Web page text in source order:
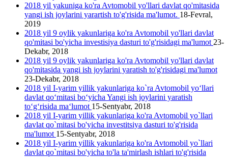
2018 yil yakuniga ko'ra Avtomobil yo'llari davlat qo'mitasida
yangi ish joylarini yarartish to'g'risida ma'lumot. 18-Fevral,
2019
2018 yil 9 oylik yakunlariga ko'ra Avtomobil yo'llari davlat
qo'mitasi bo'yicha investisiya dasturi to'g'risidagi ma'lumot 23-
Dekabr, 2018
2018 yil 9 oylik yakunlariga ko'ra Avtomobil yo'llari davlat
qo'mitasida yangi ish joylarini yаratish to'g'risidagi ma'lumot
23-Dekabr, 2018
2018 yil I-yarim yillik yakunlariga ko`ra Avtomobil yo‘llari
davlat qo‘mitasi bo‘yicha Yangi ish joylarini yaratish
to‘g‘risida ma‘lumot 15-Sentyabr, 2018
2018 yil I-yarim yillik yakunlariga ko'ra Avtomobil yo`llari
davlat qo`mitasi bo'yicha investitsiya dasturi to'g'risida
ma'lumot 15-Sentyabr, 2018
2018 yil I-yarim yillik yakunlariga ko'ra Avtomobil yo`llari
davlat qo`mitasi bo'yicha to'la ta'mirlash ishlari to'g'risida